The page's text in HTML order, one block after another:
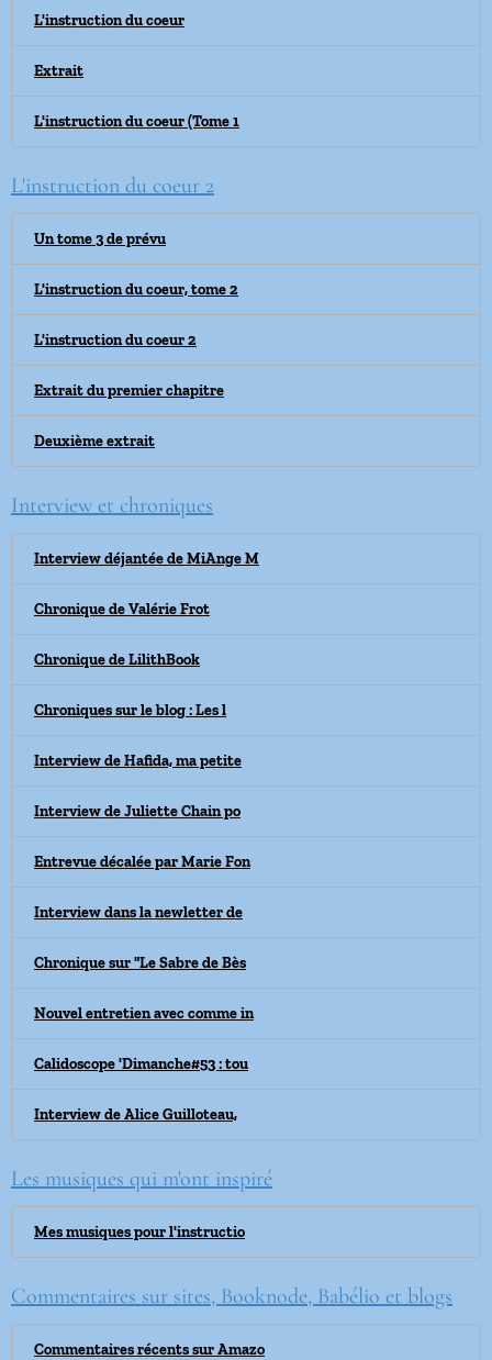
L'instruction du coeur
Extrait
L'instruction du coeur (Tome 1
L'instruction du coeur 2
Un tome 3 de prévu
L'instruction du coeur, tome 2
L'instruction du coeur 2
Extrait du premier chapitre
Deuxième extrait
Interview et chroniques
Interview déjantée de MiAnge M
Chronique de Valérie Frot
Chronique de LilithBook
Chroniques sur le blog : Les l
Interview de Hafida, ma petite
Interview de Juliette Chain po
Entrevue décalée par Marie Fon
Interview dans la newletter de
Chronique sur "Le Sabre de Bès
Nouvel entretien avec comme in
Calidoscope 'Dimanche#53 : tou
Interview de Alice Guilloteau,
Les musiques qui m'ont inspiré
Mes musiques pour l'instructio
Commentaires sur sites, Booknode, Babélio et blogs
Commentaires récents sur Amazo